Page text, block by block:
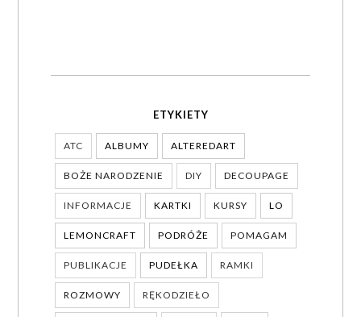
ETYKIETY
ATC ALBUMY ALTEREDART
BOŻE NARODZENIE DIY DECOUPAGE
INFORMACJE KARTKI KURSY LO
LEMONCRAFT PODRÓŻE POMAGAM
PUBLIKACJE PUDEŁKA RAMKI
ROZMOWY RĘKODZIEŁO